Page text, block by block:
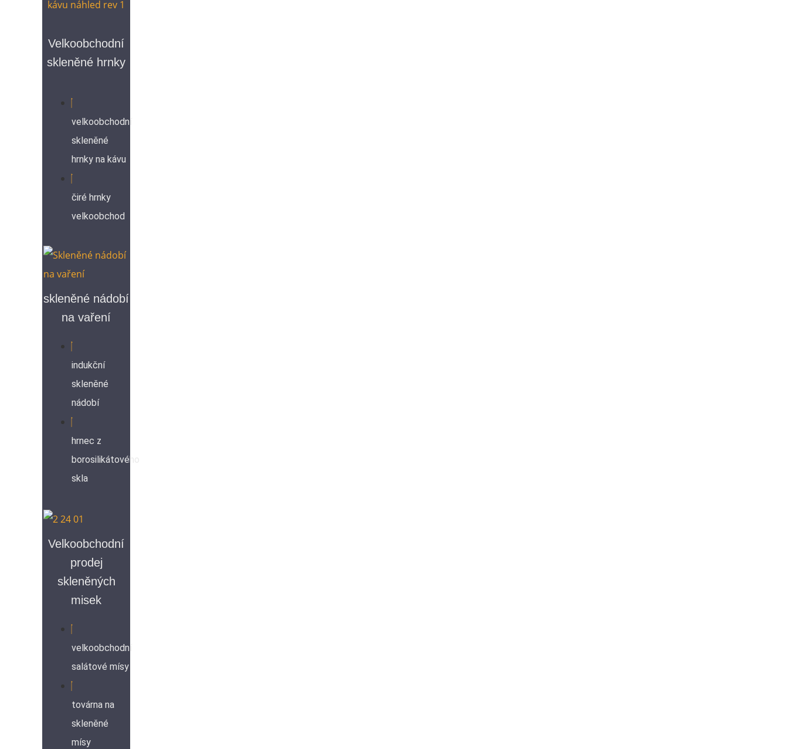
Velkoobchodní
skleněné hrnky
velkoobchodní
skleněné
hrnky na kávu
čiré hrnky
velkoobchod
skleněné nádobí
na vaření
indukční
skleněné
nádobí
hrnec z
borosilikátového
skla
Velkoobchodní
prodej
skleněných
misek
velkoobchodní
salátové mísy
továrna na
skleněné
mísy